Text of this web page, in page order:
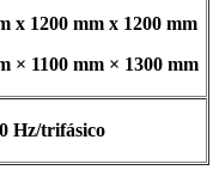
x 1200 mm x 1200 mm
× 1100 mm × 1300 mm
Hz/trifásico